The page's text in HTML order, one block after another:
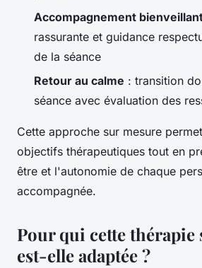
Accompagnement
rassurante et guidance
de la séance
Retour au calme : transition
séance avec évaluation des
Cette approche sur mesure
objectifs thérapeutiques tout en
être et l'autonomie de chaque
accompagnée.
Pour qui cette thérapie
est-elle adaptée ?